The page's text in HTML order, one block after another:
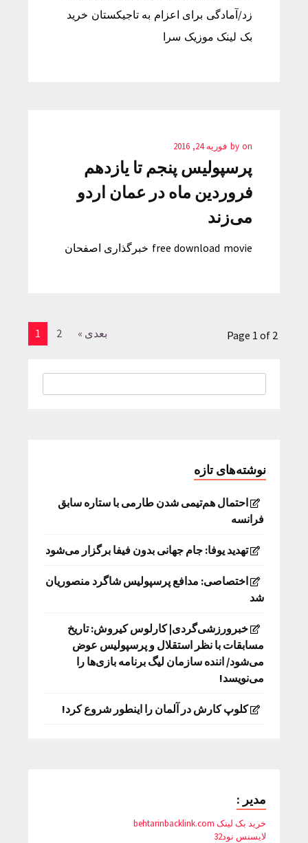
زد/آمادگی برای اعزام به تاجیکستان خرید
بک لینک موزیک سرا
by on فوریه 24, 2016
پرسپولیس پنجم تا یازدهم
فروردین ماه در عمان اردو
می‌زند
free download movie خبرگذاری اصفحان
1 2 بعدی » Page 1 of 2
نوشته‌های تازه
احتمال هم‌تیمی شدن طارمی با ستاره سابق
فرانسه
تهدید یوفا: جام جهانی بدون فیفا برگزار می‌شود
اختصاصی: مدافع پرسپولیس شاگرد منصوریان
شد
خبرورزشی‌گردی| کارلوس کیروش: تاریخ
مسابقات با نظر استقلال و پرسپولیس عوض
می‌شود/ اننده سازمان لیگ برنامه بازی‌ها را
می‌نویسد!
کلوپ کارش در آلمان را اینطور شروع کرد!
مدیر :
خرید بک لینک behtarinbacklink.com
لایسنس نود32